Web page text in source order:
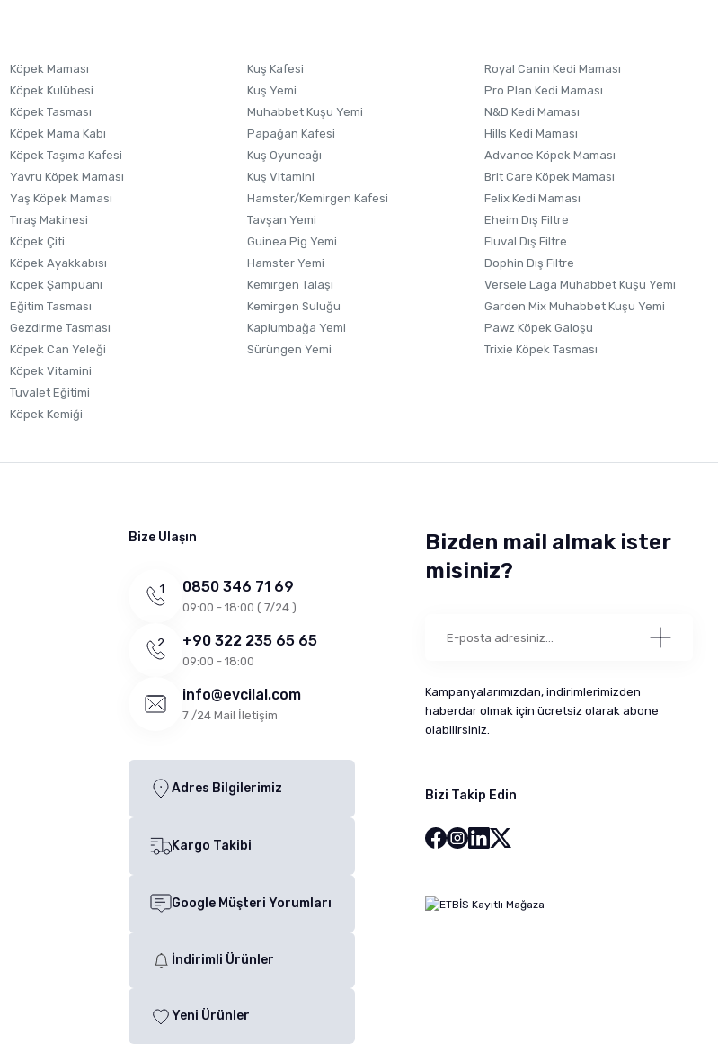
Köpek Maması
Köpek Kulübesi
Köpek Tasması
Köpek Mama Kabı
Köpek Taşıma Kafesi
Yavru Köpek Maması
Yaş Köpek Maması
Tıraş Makinesi
Köpek Çiti
Köpek Ayakkabısı
Köpek Şampuanı
Eğitim Tasması
Gezdirme Tasması
Köpek Can Yeleği
Köpek Vitamini
Tuvalet Eğitimi
Köpek Kemiği
Kuş Kafesi
Kuş Yemi
Muhabbet Kuşu Yemi
Papağan Kafesi
Kuş Oyuncağı
Kuş Vitamini
Hamster/Kemirgen Kafesi
Tavşan Yemi
Guinea Pig Yemi
Hamster Yemi
Kemirgen Talaşı
Kemirgen Suluğu
Kaplumbağa Yemi
Sürüngen Yemi
Royal Canin Kedi Maması
Pro Plan Kedi Maması
N&D Kedi Maması
Hills Kedi Maması
Advance Köpek Maması
Brit Care Köpek Maması
Felix Kedi Maması
Eheim Dış Filtre
Fluval Dış Filtre
Dophin Dış Filtre
Versele Laga Muhabbet Kuşu Yemi
Garden Mix Muhabbet Kuşu Yemi
Pawz Köpek Galoşu
Trixie Köpek Tasması
Bize Ulaşın
0850 346 71 69
09:00 - 18:00 ( 7/24 )
+90 322 235 65 65
09:00 - 18:00
info@evcilal.com
7 /24 Mail İletişim
Adres Bilgilerimiz
Kargo Takibi
Google Müşteri Yorumları
İndirimli Ürünler
Yeni Ürünler
Bizden mail almak ister
misiniz?
Kampanyalarımızdan, indirimlerimizden
haberdar olmak için ücretsiz olarak abone
olabilirsiniz.
Bizi Takip Edin